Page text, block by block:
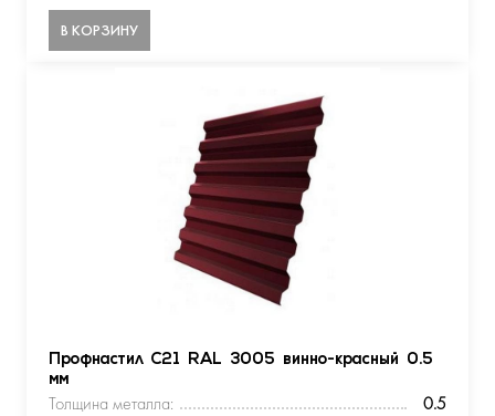
В КОРЗИНУ
Профнастил С21 RAL 3005 винно-красный 0.5
мм
Толщина металла:
0.5